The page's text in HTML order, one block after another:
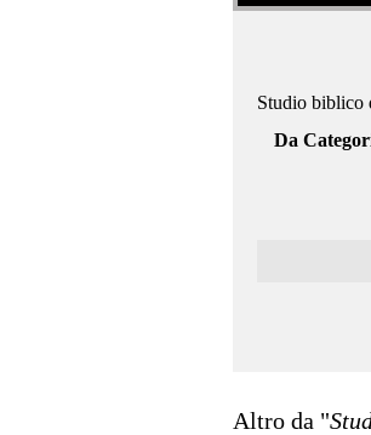
Studio biblico
Da
Altro da "